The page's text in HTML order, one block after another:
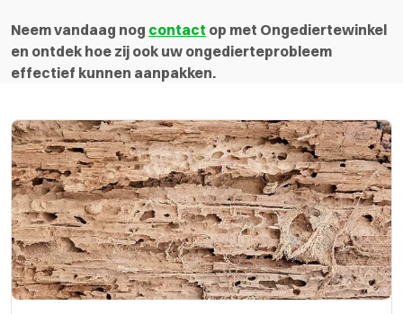
Neem vandaag nog contact op met Ongediertewinkel
en ontdek hoe zij ook uw ongedierteprobleem
effectief kunnen aanpakken.